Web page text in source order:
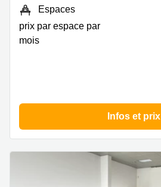
NicolasEspaces
prix par espace par
mois
Infos et prix